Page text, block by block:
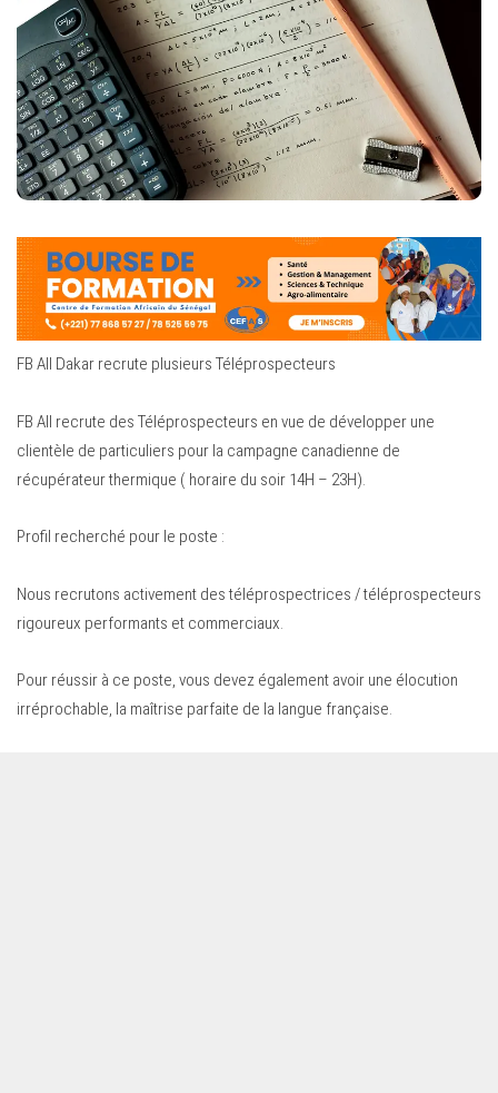
FB All Dakar recrute plusieurs Téléprospecteurs
FB All recrute des Téléprospecteurs en vue de développer une
clientèle de particuliers pour la campagne canadienne de
récupérateur thermique ( horaire du soir 14H – 23H).
Profil recherché pour le poste :
Nous recrutons activement des téléprospectrices / téléprospecteurs
rigoureux performants et commerciaux.
Pour réussir à ce poste, vous devez également avoir une élocution
irréprochable, la maîtrise parfaite de la langue française.